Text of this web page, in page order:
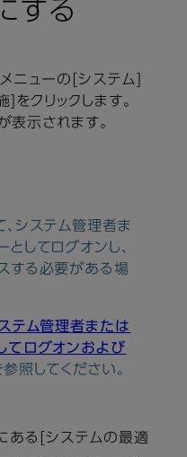
する
ニューの[システム]
]をクリックします。
表示されます。
システム管理者ま
してログオンし、
する必要がある場
テム管理者または
てログオンおよび
参照してください。
ある[システムの最適